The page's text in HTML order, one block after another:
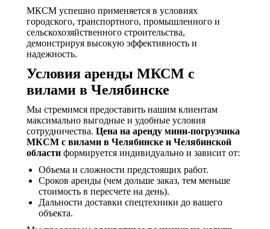
МКСМ успешно применяется в условиях
городского, транспортного, промышленного и
сельскохозяйственного строительства,
демонстрируя высокую эффективность и
надежность.
Условия аренды МКСМ с
вилами в Челябинске
Мы стремимся предоставить нашим клиентам
максимально выгодные и удобные условия
сотрудничества. Цена на аренду мини-погрузчика
МКСМ с вилами в Челябинске и Челябинской
области формируется индивидуально и зависит от:
Объема и сложности предстоящих работ.
Сроков аренды (чем дольше заказ, тем меньше
стоимость в пересчете на день).
Дальности доставки спецтехники до вашего
объекта.